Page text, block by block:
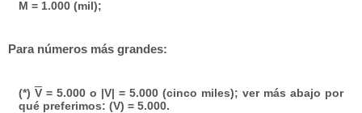
M = 1.000 (mil);
Para números más grandes:
(*) V= 5.000 o |V| = 5.000 (cinco miles); ver más abajo por
qué preferimos: (V) = 5.000.